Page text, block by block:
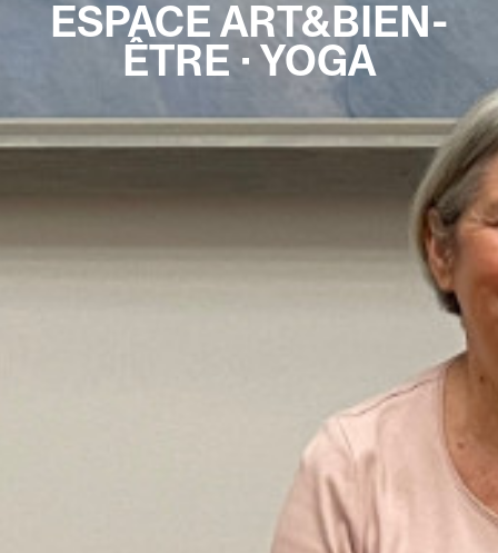
ESPACE ART&BIEN-
ÊTRE · YOGA